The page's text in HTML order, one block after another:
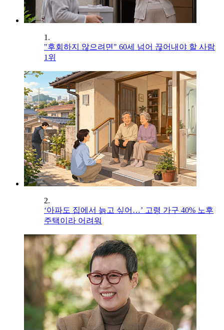
1.
"후회하지 않으려면" 60세 넘어 끊어내야 할 사람
1위
2.
‘아파도 집에서 늙고 싶어…’ 고령 가구 40% 노후
주택이라 어려워